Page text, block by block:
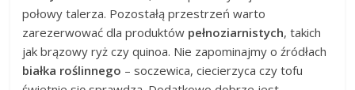
połowy talerza. Pozostałą przestrzeń warto
zarezerwować dla produktów pełnoziarnistych, takich
jak brązowy ryż czy quinoa. Nie zapominajmy o źródłach
białka roślinnego – soczewica, ciecierzyca czy tofu